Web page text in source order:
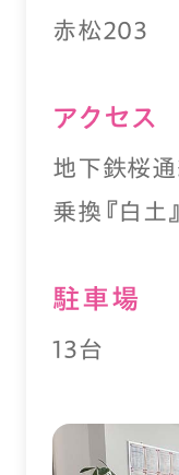
赤松203
アクセス
地下鉄桜通
乗換『白土
駐⾞場
13台